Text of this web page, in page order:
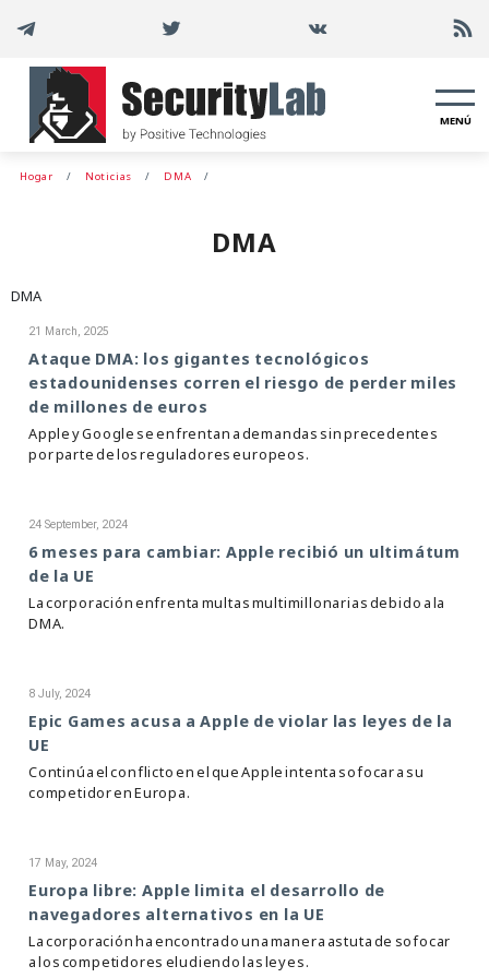
MENÚ
Hogar Noticias DMA
DMA
DMA
21 March, 2025
Ataque DMA: los gigantes tecnológicos
estadounidenses corren el riesgo de perder miles
de millones de euros
Apple y Google se enfrentan a demandas sin precedentes
por parte de los reguladores europeos.
24 September, 2024
6 meses para cambiar: Apple recibió un ultimátum
de la UE
La corporación enfrenta multas multimillonarias debido a la
DMA.
8 July, 2024
Epic Games acusa a Apple de violar las leyes de la
UE
Continúa el conflicto en el que Apple intenta sofocar a su
competidor en Europa.
17 May, 2024
Europa libre: Apple limita el desarrollo de
navegadores alternativos en la UE
La corporación ha encontrado una manera astuta de sofocar
a los competidores eludiendo las leyes.